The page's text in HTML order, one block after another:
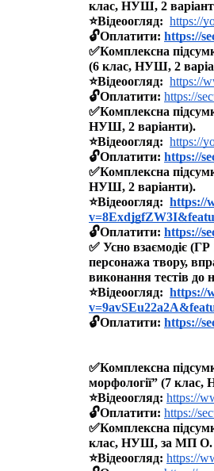
клас, НУШ, 2
⭐️Відеоогляд: https://
🔓Оплатити: https://
✅Комплексна
(6 клас, НУШ, 2
⭐️Відеоогляд: https://
🔓Оплатити: https://
✅Комплексна
НУШ, 2 варіанти).
⭐️Відеоогляд: https://
🔓Оплатити: https://
✅Комплексна
НУШ, 2 варіанти).
⭐️Відеоогляд: https://
🔓Оплатити: https://
✅ Усно взаємодіє (ГР
персонажа твору,
виконання тестів до
⭐️Відеоогляд: https://
🔓Оплатити: https://
✅Комплексна
морфології” (7
⭐️Відеоогляд: https://
🔓Оплатити: https://
✅Комплексна
клас, НУШ, за МП О.
⭐️Відеоогляд: https://